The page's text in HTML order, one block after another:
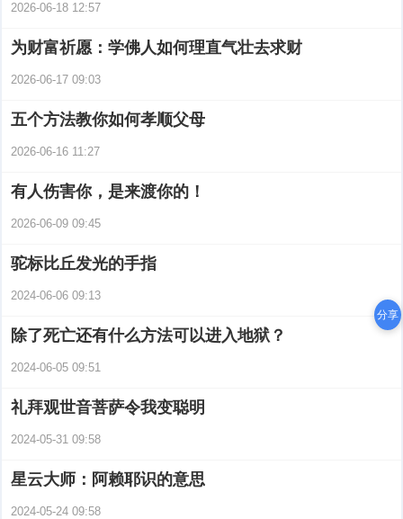
2026-06-18 12:57
为财富祈愿：学佛人如何理直气壮去求财
2026-06-17 09:03
五个方法教你如何孝顺父母
2026-06-16 11:27
有人伤害你，是来渡你的！
2026-06-09 09:45
驼标比丘发光的手指
2024-06-06 09:13
除了死亡还有什么方法可以进入地狱？
2024-06-05 09:51
礼拜观世音菩萨令我变聪明
2024-05-31 09:58
星云大师：阿赖耶识的意思
2024-05-24 09:58
分享